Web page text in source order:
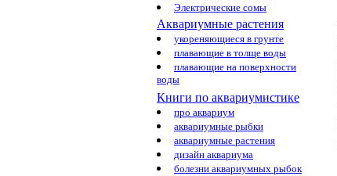
Электрические сомы
Аквариумные растения
укореняющиеся в грунте
плавающие в толще воды
плавающие на поверхности
воды
Книги по аквариумистике
про аквариум
аквариумные рыбки
аквариумные растения
дизайн аквариума
болезни аквариумных рыбок